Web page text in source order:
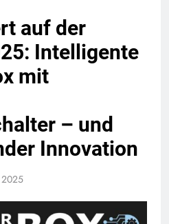
auf der
Intelligente
mit
– und
Innovation